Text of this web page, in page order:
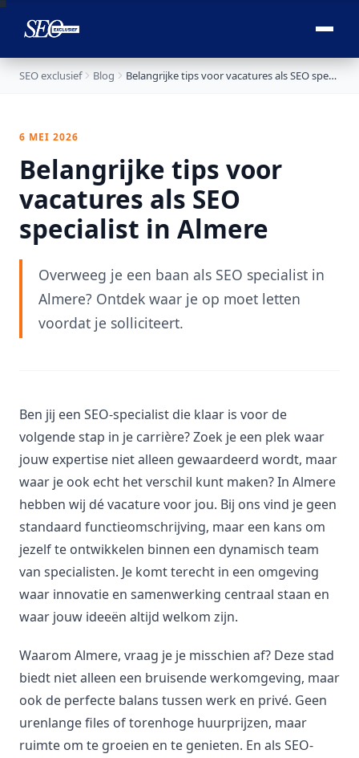
SEO exclusief Blog Belangrijke tips voor vacatures als SEO specialist in Almere
6 MEI 2026
Belangrijke tips voor
vacatures als SEO
specialist in Almere
Overweeg je een baan als SEO specialist in
Almere? Ontdek waar je op moet letten
voordat je solliciteert.
Ben jij een SEO-specialist die klaar is voor de
volgende stap in je carrière? Zoek je een plek waar
jouw expertise niet alleen gewaardeerd wordt, maar
waar je ook echt het verschil kunt maken? In Almere
hebben wij dé vacature voor jou. Bij ons vind je geen
standaard functieomschrijving, maar een kans om
jezelf te ontwikkelen binnen een dynamisch team
van specialisten. Je komt terecht in een omgeving
waar innovatie en samenwerking centraal staan en
waar jouw ideeën altijd welkom zijn.
Waarom Almere, vraag je je misschien af? Deze stad
biedt niet alleen een bruisende werkomgeving, maar
ook de perfecte balans tussen werk en privé. Geen
urenlange files of torenhoge huurprijzen, maar
ruimte om te groeien en te genieten. En als SEO-